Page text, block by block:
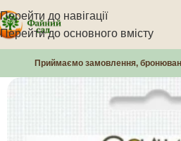
Перейти до навігації
Перейти до основного вмісту
Приймаємо замовлення,